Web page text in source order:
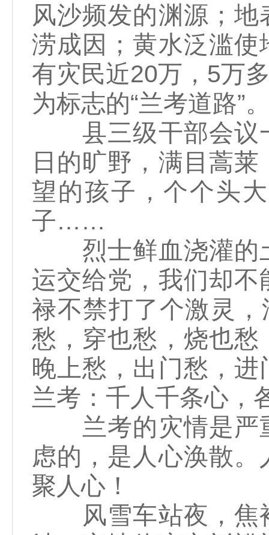
风沙频发的渊源；
涝成因；黄水泛滥
有灾民近20万，5万
为标志的“兰考道路”
县三级干部会议
日的旷野，满目蒿
望的孩子，个个头
子……
烈士鲜血浇灌的
运交给党，我们却
禄不禁打了个激灵，
愁，穿也愁，烧也
晚上愁，出门愁，
兰考：千人千条心，
兰考的灾情是严
虑的，是人心涣散
聚人心！
风雪车站夜，焦